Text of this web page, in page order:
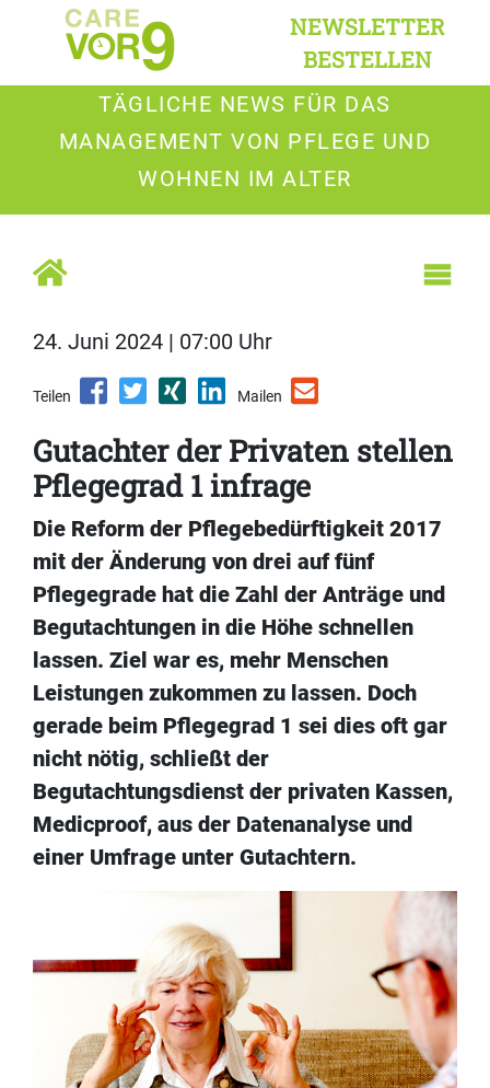
NEWSLETTER
BESTELLEN
TÄGLICHE NEWS FÜR DAS
MANAGEMENT VON PFLEGE UND
WOHNEN IM ALTER
24. Juni 2024 | 07:00 Uhr
Teilen Mailen
Gutachter der Privaten stellen
Pflegegrad 1 infrage
Die Reform der Pflegebedürftigkeit 2017
mit der Änderung von drei auf fünf
Pflegegrade hat die Zahl der Anträge und
Begutachtungen in die Höhe schnellen
lassen. Ziel war es, mehr Menschen
Leistungen zukommen zu lassen. Doch
gerade beim Pflegegrad 1 sei dies oft gar
nicht nötig, schließt der
Begutachtungsdienst der privaten Kassen,
Medicproof, aus der Datenanalyse und
einer Umfrage unter Gutachtern.